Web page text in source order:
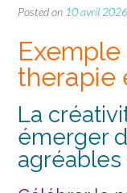
Posted on 10 avril 2026
Exemple
therapie
La
émerger
agréables